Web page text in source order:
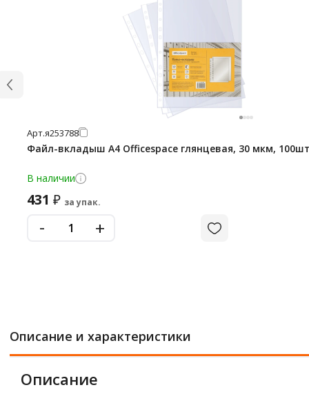
Арт.я253788
Файл-вкладыш А4 Officespace глянцевая, 30 мкм,
В наличии
431 ₽ за упак.
- +
Описание и характеристики
Описание